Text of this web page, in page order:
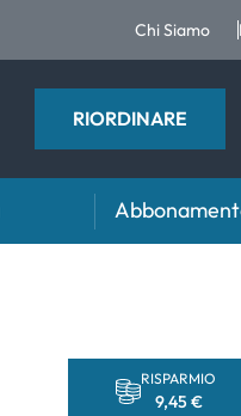
Chi Siamo
RIORDINARE
RISPARMIO
9,45 €